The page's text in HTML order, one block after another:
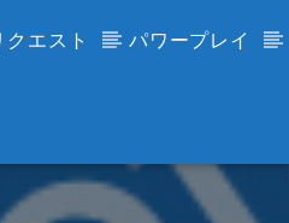
クエスト パワープレイ